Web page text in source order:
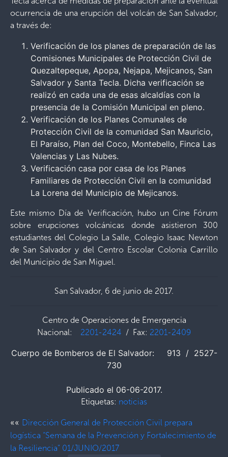
ocurrencia de una erupción del volcán de San Salvador,
a través de:
Verificación de los planes de preparación de las
Comisiones Municipales de Protección Civil de
Quezaltepeque, Apopa, Nejapa, Mejicanos, San
Salvador y Santa Tecla. Dicha verificación se
realizó en cada una de esas alcaldías con la
presencia de la Comisión Municipal en pleno.
Verificación de los Planes Comunales de
Protección Civil de la comunidad San Mauricio,
El Paraíso, Plan del Coco, Montebello, Finca Las
Valencias y Las Nubes.
Verificación casa por casa de los Planes
Familiares de Protección Civil en la comunidad
La Lorena del Municipio de Mejicanos.
Este mismo Día de Verificación, hubo un Cine Fórum
sobre erupciones volcánicas donde asistieron 300
estudiantes del Colegio La Salle, Colegio Isaac Newton
de San Salvador y del Centro Escolar Colonia Carrillo
del Municipio de San Miguel.
San Salvador, 6 de junio de 2017.
Centro de Operaciones de Emergencia
Nacional: 2201-2424 / Fax: 2201-2409
Cuerpo de Bomberos de El Salvador: 913 / 2527-
730
Publicado el 06-06-2017.
Etiquetas: noticias
«« Dirección General de Protección Civil prepara
logística “Semana de la Prevención y Fortalecimiento de
la Resiliencia” 01/JUNIO/2017